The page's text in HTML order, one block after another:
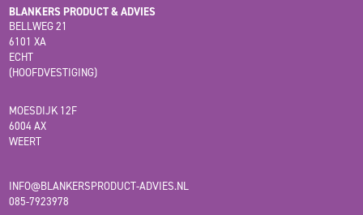
BLANKERS PRODUCT & ADVIES
BELLWEG 21
6101 XA
ECHT
(HOOFDVESTIGING)
MOESDIJK 12F
6004 AX
WEERT
INFO@BLANKERSPRODUCT-ADVIES.NL
085-7923978